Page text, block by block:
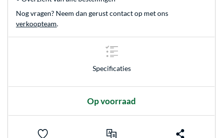
Nog vragen? Neem dan gerust contact op met ons
verkoopteam.
Specificaties
Op voorraad